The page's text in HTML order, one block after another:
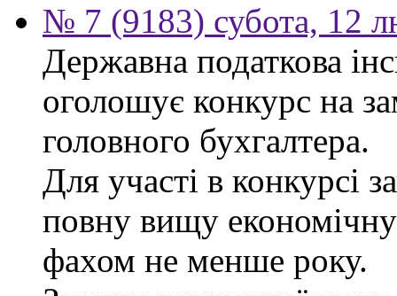
№ 7 (9183) субота, 12
Державна податкова
оголошує конкурс на
головного бухгалтера.
Для участі в конкурсі
повну вищу економічну
фахом не менше року.